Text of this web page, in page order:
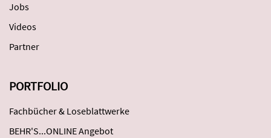
Jobs
Videos
Partner
PORTFOLIO
Fachbücher & Loseblattwerke
BEHR'S...ONLINE Angebot